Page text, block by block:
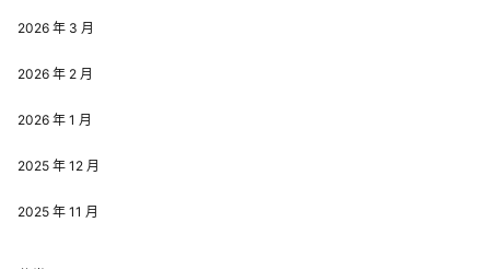
2026 年 3 月
2026 年 2 月
2026 年 1 月
2025 年 12 月
2025 年 11 月